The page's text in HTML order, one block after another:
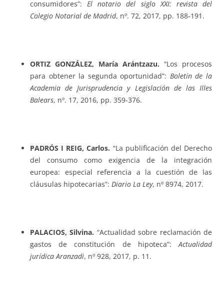
consumidores”: El notario del siglo XXI: revista del
Colegio Notarial de Madrid, nº. 72, 2017, pp. 188-191.
ORTIZ GONZÁLEZ, María Arántzazu. “Los procesos
para obtener la segunda oportunidad”: Boletín de la
Academia de Jurisprudencia y Legislación de las Illes
Balears, nº. 17, 2016, pp. 359-376.
PADRÓS I REIG, Carlos. “La publificación del Derecho
del consumo como exigencia de la integración
europea: especial referencia a la cuestión de las
cláusulas hipotecarias”: Diario La Ley, nº 8974, 2017.
PALACIOS, Silvina. “Actualidad sobre reclamación de
gastos de constitución de hipoteca”: Actualidad
jurídica Aranzadi, nº 928, 2017, p. 11.